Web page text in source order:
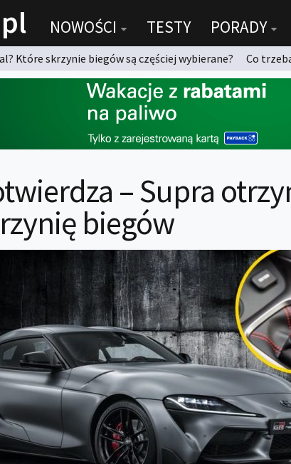
NOWOŚCI TESTY PORADY
Które skrzynie biegów są częściej wybierane? Co
– Supra
biegów